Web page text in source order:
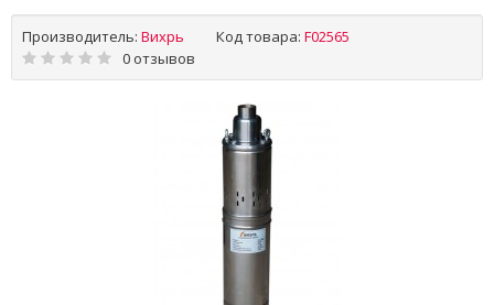
Производитель: Вихрь Код товара: F02565
0 отзывов